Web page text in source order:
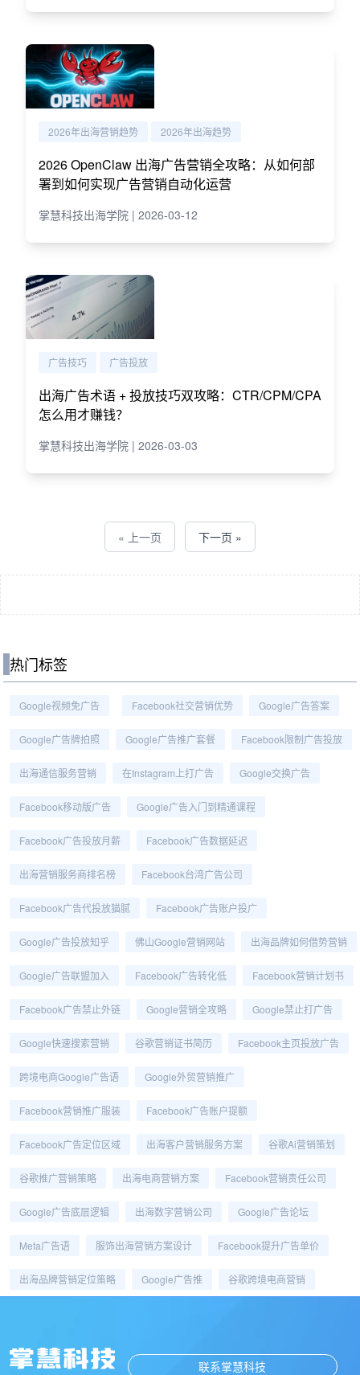
2026年出海营销趋势 2026年出海趋势
2026 OpenClaw 出海广告营销全攻略：从如何部
署到如何实现广告营销自动化运营
掌慧科技出海学院 | 2026-03-12
广告技巧 广告投放
出海广告术语 + 投放技巧双攻略：CTR/CPM/CPA
怎么用才赚钱？
掌慧科技出海学院 | 2026-03-03
« 上一页 下一页 »
热门标签
Google视频免广告 Facebook社交营销优势 Google广告答案
Google广告牌拍照 Google广告推广套餐 Facebook限制广告投放
出海通信服务营销 在Instagram上打广告 Google交换广告
Facebook移动版广告 Google广告入门到精通课程
Facebook广告投放月薪 Facebook广告数据延迟
出海营销服务商排名榜 Facebook台湾广告公司
Facebook广告代投放猫腻 Facebook广告账户投广
Google广告投放知乎 佛山Google营销网站 出海品牌如何借势营销
Google广告联盟加入 Facebook广告转化低 Facebook营销计划书
Facebook广告禁止外链 Google营销全攻略 Google禁止打广告
Google快速搜索营销 谷歌营销证书简历 Facebook主页投放广告
跨境电商Google广告语 Google外贸营销推广
Facebook营销推广服装 Facebook广告账户提额
Facebook广告定位区域 出海客户营销服务方案 谷歌ai营销策划
谷歌推广营销策略 出海电商营销方案 Facebook营销责任公司
Google广告底层逻辑 出海数字营销公司 Google广告论坛
Meta广告语 服饰出海营销方案设计 Facebook提升广告单价
出海品牌营销定位策略 Google广告推 谷歌跨境电商营销
联系掌慧科技